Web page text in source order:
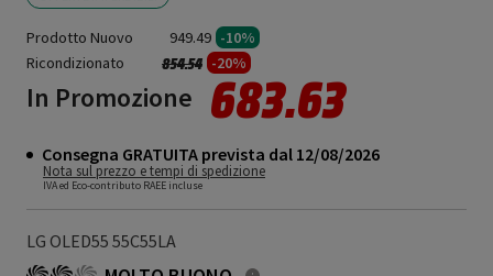
Prodotto Nuovo 949.49 -10%
Ricondizionato
Prezzo ridotto da
854.54a -20%
In Promozione 683.63
Consegna GRATUITA prevista dal 12/08/2026
Nota sul prezzo e tempi di spedizione
IVA ed Eco-contributo RAEE incluse
LG OLED55 55C55LA